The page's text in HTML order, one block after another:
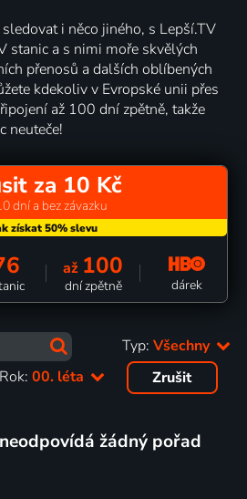
i něco jiného, s Lepší.TV
stanic a s nimi moře skvělých
přenosů a dalších oblíbených
kdekoliv v Evropské unii přes
až 100 dní zpětně, takže
neuteče!
za 10 Kč
dní a bez závazku
až 100
dní zpětně dárek
Typ: Všechny
Rok:00. léta Zrušit
žádný pořad